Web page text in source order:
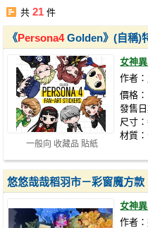
共21 件
一般向 收藏品 貼紙
《Persona4Golden》(自稱)
女神
作者：
價格
發售
尺寸
材質
悠悠哉哉稻羽市－彩窗魔方款
女神
作者：